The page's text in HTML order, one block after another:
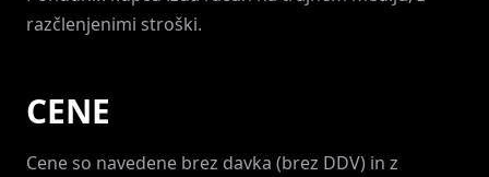
razčlenjenimi stroški.
CENE
Cene so navedene brez davka (brez DDV) in z